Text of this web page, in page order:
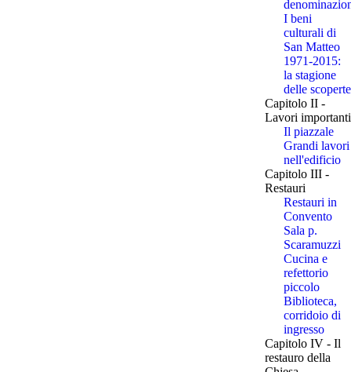
I beni
culturali di
San Matteo
1971-2015:
la stagione
delle scoperte
Capitolo II -
Lavori importanti
Il piazzale
Grandi lavori
nell'edificio
Capitolo III -
Restauri
Restauri in
Convento
Sala p.
Scaramuzzi
Cucina e
refettorio
piccolo
Biblioteca,
corridoio di
ingresso
Capitolo IV - Il
restauro della